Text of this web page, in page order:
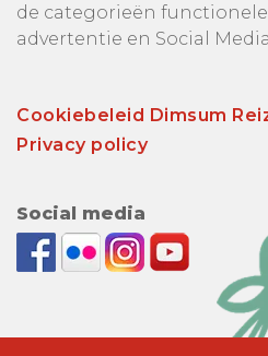
de categorieën
advertentie en Social
Cookiebeleid Dimsum
Privacy policy
Social media